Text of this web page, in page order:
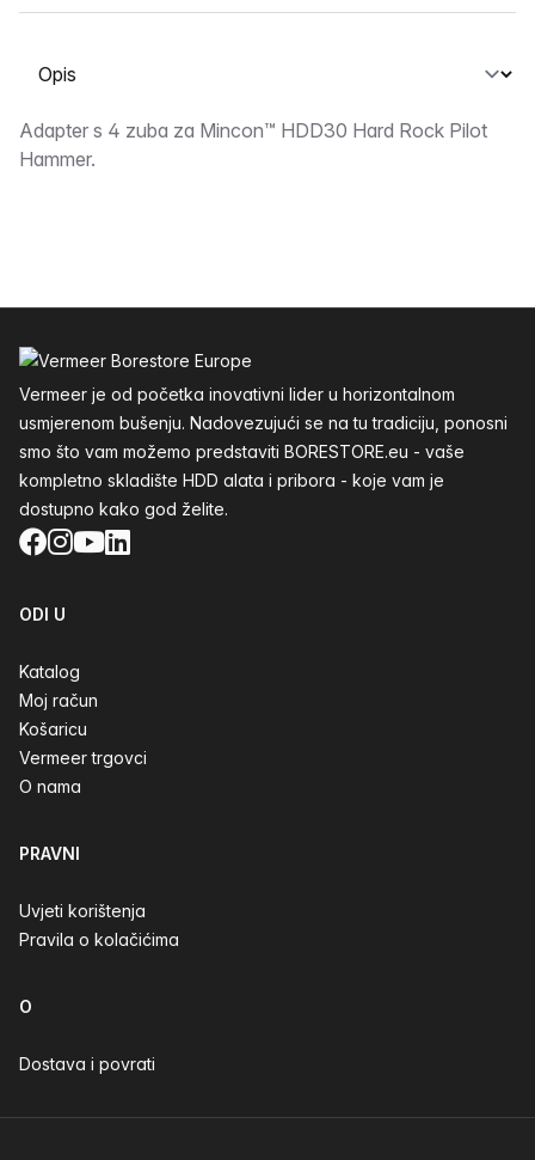
Odabir kartice
Opis
Adapter s 4 zuba za Mincon™ HDD30 Hard Rock Pilot
Hammer.
Vermeer je od početka inovativni lider u horizontalnom
usmjerenom bušenju. Nadovezujući se na tu tradiciju, ponosni
smo što vam možemo predstaviti BORESTORE.eu - vaše
kompletno skladište HDD alata i pribora - koje vam je
dostupno kako god želite.
Facebook
Instagram
YouTube
LinkedIn
ODI U
Katalog
Moj račun
Košaricu
Vermeer trgovci
O nama
PRAVNI
Uvjeti korištenja
Pravila o kolačićima
O
Dostava i povrati